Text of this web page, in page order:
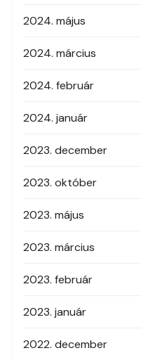
2024. május
2024. március
2024. február
2024. január
2023. december
2023. október
2023. május
2023. március
2023. február
2023. január
2022. december